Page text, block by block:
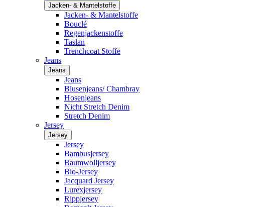
Jacken- & Mantelstoffe
Jacken- & Mantelstoffe
Bouclé
Regenjackenstoffe
Taslan
Trenchcoat Stoffe
Jeans
Jeans
Jeans
Blusenjeans/ Chambray
Hosenjeans
Nicht Stretch Denim
Stretch Denim
Jersey
Jersey
Jersey
Bambusjersey
Baumwolljersey
Bio-Jersey
Jacquard Jersey
Lurexjersey
Rippjersey